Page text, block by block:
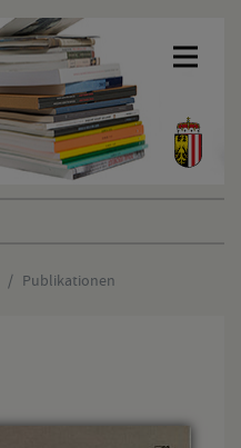
Publikationen